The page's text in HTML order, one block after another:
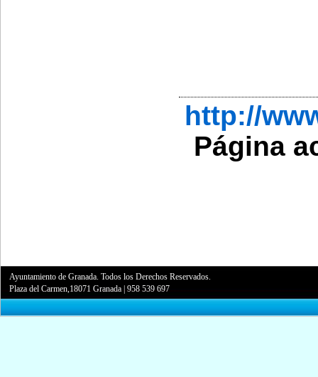
http://
Página
Ayuntamiento de Granada. Todos los Derechos Reservados.
Plaza del Carmen,18071 Granada |958 539 697